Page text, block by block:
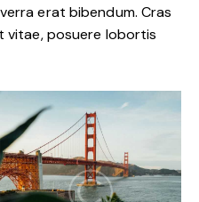
erat bibendum. Cras
vitae, posuere lobortis